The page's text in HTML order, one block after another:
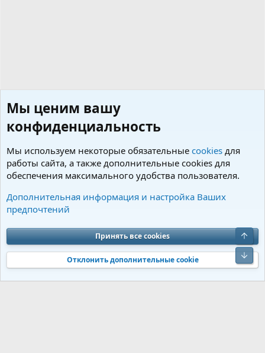
Пользователи
Cookies Charm by DCom
Обратная связь
Условия и правила
Политика конфиденциальности
Помощь
S
S
Community platform by XenForo® © 2010-2026 XenForo Ltd. Перевод от
Jumuro®|Media embeds via s9e/MediaSites
Мы ценим вашу
конфиденциальность
Мы используем некоторые обязательные cookies для
работы сайта, а также дополнительные cookies для
обеспечения максимального удобства пользователя.
Дополнительная информация и настройка Ваших
предпочтений
Принять все cookies
Отклонить дополнительные cookie
Верх
Низ